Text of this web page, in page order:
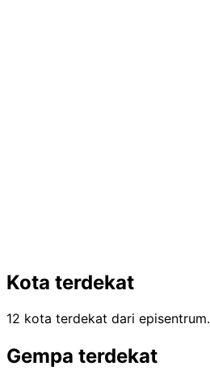
Kota terdekat
12 kota terdekat dari episentrum.
Gempa terdekat